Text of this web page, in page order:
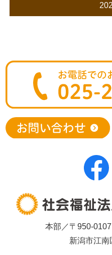
本部／〒950-0107
新潟市江